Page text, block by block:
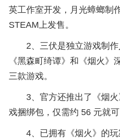
英工作室开发，月光蟑螂制
STEAM上发售。
2、三伏是独立游戏制
《黑森町绮谭》和《烟火》
三款游戏。
3、官方还推出了《烟
戏捆绑包，仅需约 56 元就可
4、已拥有《烟火》的